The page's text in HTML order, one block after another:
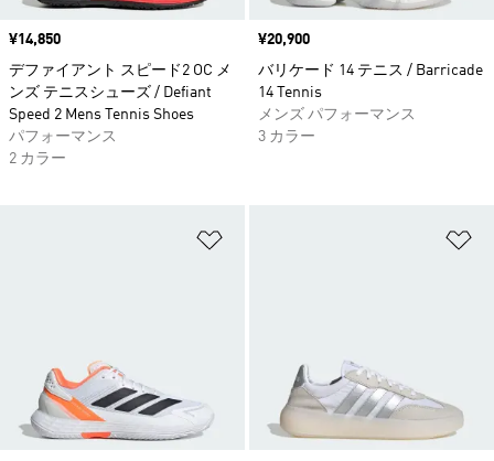
価格
¥14,850
デファイアント スピード2 OC メ
ンズ テニスシューズ / Defiant
Speed 2 Mens Tennis Shoes
パフォーマンス
2 カラー
価格
¥20,900
バリケード 14 テニス / Barricade
14 Tennis
メンズ パフォーマンス
3 カラー